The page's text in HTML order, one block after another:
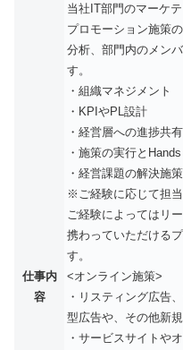
仕事内
容
当社IT部門のマーケ
プロモーション施策
分析、部門内のメン
す。
・組織マネジメント
・KPIやPL設計
・経営層への進捗共有
・施策の実行と
・経営課題の解決施
※ご経験に応じて担当
ご経験によってはリ
携わっていただける
す。
<オンライン施策>
・リスティング広告
型広告や、その他新
・サービスサイトや